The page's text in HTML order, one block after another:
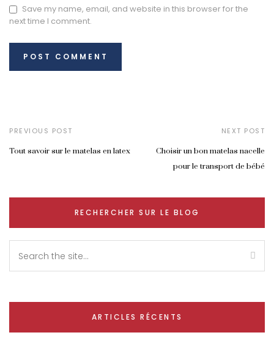
Save my name, email, and website in this browser for the
next time I comment.
PREVIOUS POST
Tout savoir sur le matelas en latex
NEXT POST
Choisir un bon matelas nacelle
pour le transport de bébé
RECHERCHER SUR LE BLOG
ARTICLES RÉCENTS